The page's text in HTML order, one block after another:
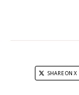
SHARE ON X